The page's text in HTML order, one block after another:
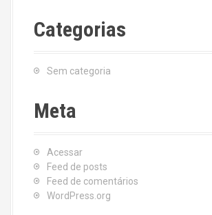
Categorias
Sem categoria
Meta
Acessar
Feed de posts
Feed de comentários
WordPress.org